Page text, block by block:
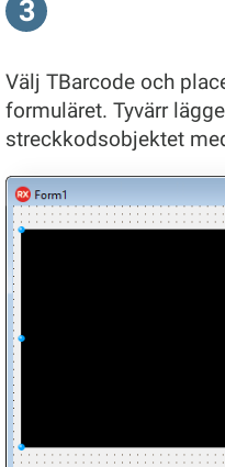
3
Välj TBarcode och
formuläret. Tyvärr
streckkodsobjektet